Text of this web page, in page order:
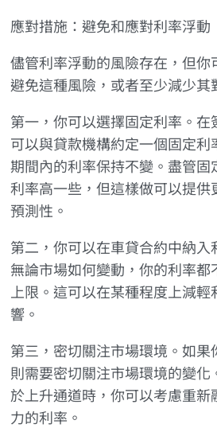
應對措施：避免和應對利率浮動
儘管利率浮動的風險存在，但你
避免這種風險，或者至少減少其
第一，你可以選擇固定利率。
可以與貸款機構約定一個固定
期間內的利率保持不變。盡管固
利率高一些，但這樣做可以提供
預測性。
第二，你可以在車貸合約中納
無論市場如何變動，你的利率
上限。這可以在某種程度上減
響。
第三，密切關注市場環境。如果
則需要密切關注市場環境的變
於上升通道時，你可以考慮重
力的利率。